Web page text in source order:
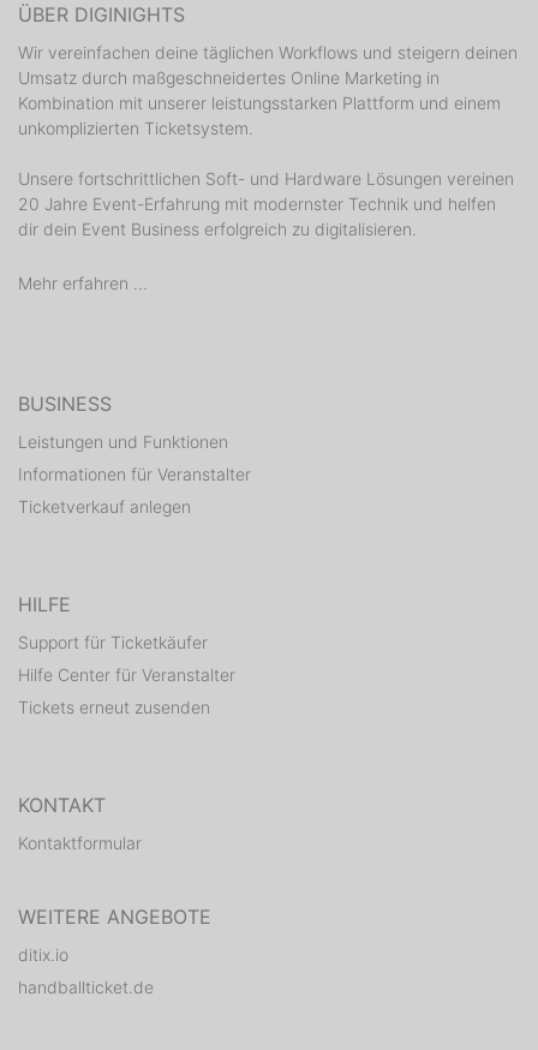
ÜBER DIGINIGHTS
Wir vereinfachen deine täglichen Workflows und steigern deinen
Umsatz durch maßgeschneidertes Online Marketing in
Kombination mit unserer leistungsstarken Plattform und einem
unkomplizierten Ticketsystem.
Unsere fortschrittlichen Soft- und Hardware Lösungen vereinen
20 Jahre Event-Erfahrung mit modernster Technik und helfen
dir dein Event Business erfolgreich zu digitalisieren.
Mehr erfahren ...
BUSINESS
Leistungen und Funktionen
Informationen für Veranstalter
Ticketverkauf anlegen
HILFE
Support für Ticketkäufer
Hilfe Center für Veranstalter
Tickets erneut zusenden
KONTAKT
Kontaktformular
WEITERE ANGEBOTE
ditix.io
handballticket.de